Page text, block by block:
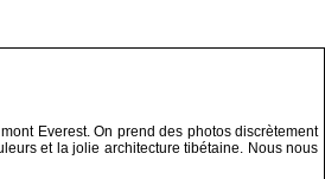
Everest. On prend des photos discrètement
et la jolie architecture tibétaine. Nous nous